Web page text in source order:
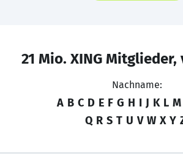
21 Mio. XING Mitglieder,
Nachname:
A B C D E F G H I J K L M
Q R S T U V W X Y